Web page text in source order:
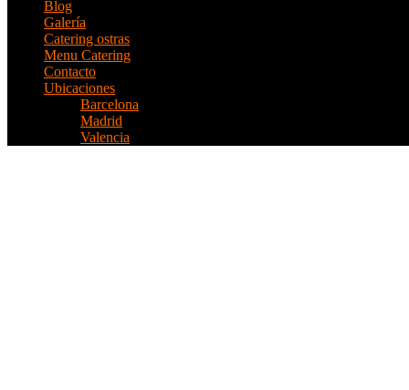
Blog
Galería
Catering ostras
Menu Catering
Contacto
Ubicaciones
Barcelona
Madrid
Valencia